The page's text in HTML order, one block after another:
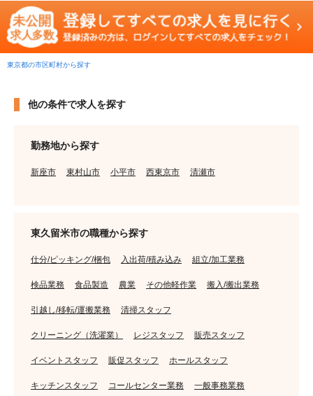
東京都の市区町村から探す
他の条件で求人を探す
勤務地から探す
新座市 東村山市 小平市 西東京市 清瀬市
東久留米市の職種から探す
仕分/ピッキング/梱包 入出荷/積み込み 組立/加工業務
検品業務 食品製造 農業 その他軽作業 搬入/搬出業務
引越し/移転/運搬業務 清掃スタッフ
クリーニング（洗濯業） レジスタッフ 販売スタッフ
イベントスタッフ 販促スタッフ ホールスタッフ
キッチンスタッフ コールセンター業務 一般事務業務